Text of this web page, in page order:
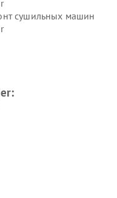
сушильных машин
посудомоечных